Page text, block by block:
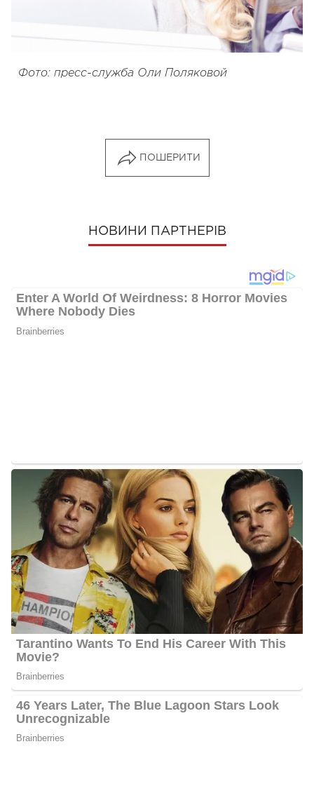
Фото: пресс-служба Оли Поляковой
ПОШЕРИТИ
НОВИНИ ПАРТНЕРІВ